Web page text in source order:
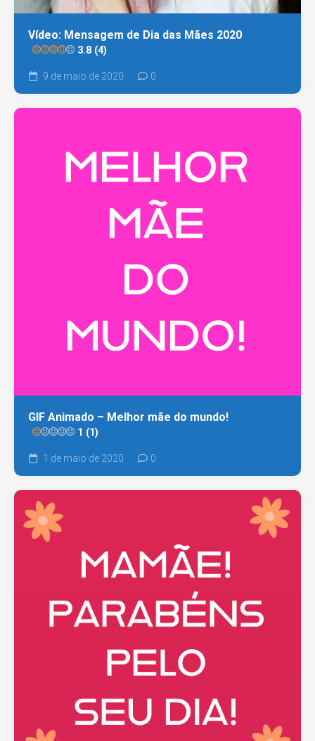
Vídeo: Mensagem de Dia das Mães 2020
3.8 (4)
9 de maio de 2020 0
GIF Animado – Melhor mãe do mundo!
1 (1)
1 de maio de 2020 0